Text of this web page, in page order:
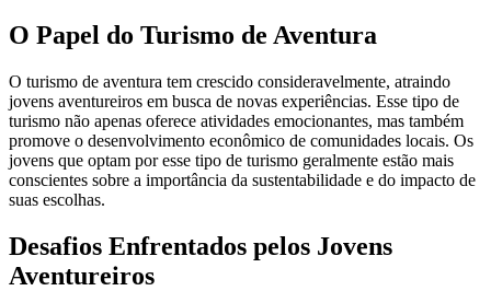
O Papel do Turismo de Aventura
O turismo de aventura tem crescido consideravelmente, atraindo
jovens aventureiros em busca de novas experiências. Esse tipo de
turismo não apenas oferece atividades emocionantes, mas também
promove o desenvolvimento econômico de comunidades locais. Os
jovens que optam por esse tipo de turismo geralmente estão mais
conscientes sobre a importância da sustentabilidade e do impacto de
suas escolhas.
Desafios Enfrentados pelos Jovens
Aventureiros